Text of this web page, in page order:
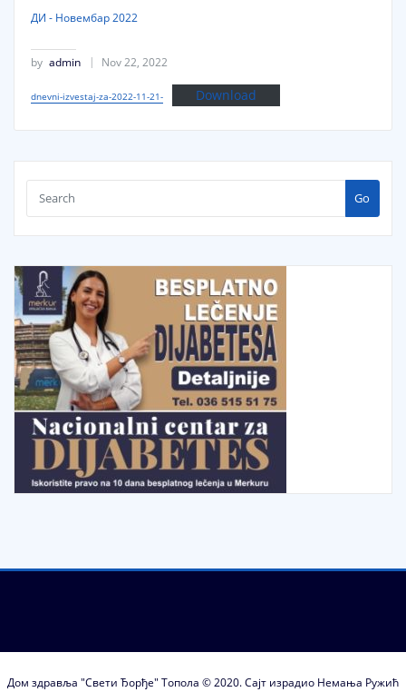
ДИ - Новембар 2022
by admin Nov 22, 2022
dnevni-izvestaj-za-2022-11-21- Download
Go
Дом здравља "Свети Ђорђе" Топола © 2020. Сајт израдио Немања Ружић